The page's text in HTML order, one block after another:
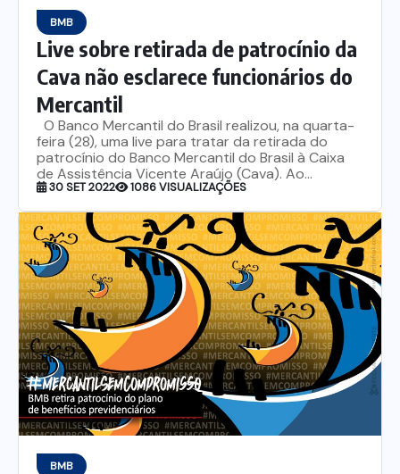
BMB
Live sobre retirada de patrocínio da
Cava não esclarece funcionários do
Mercantil
O Banco Mercantil do Brasil realizou, na quarta-
feira (28), uma live para tratar da retirada do
patrocínio do Banco Mercantil do Brasil à Caixa
de Assistência Vicente Araújo (Cava). Ao...
30 SET 2022 1086 VISUALIZAÇÕES
BMB